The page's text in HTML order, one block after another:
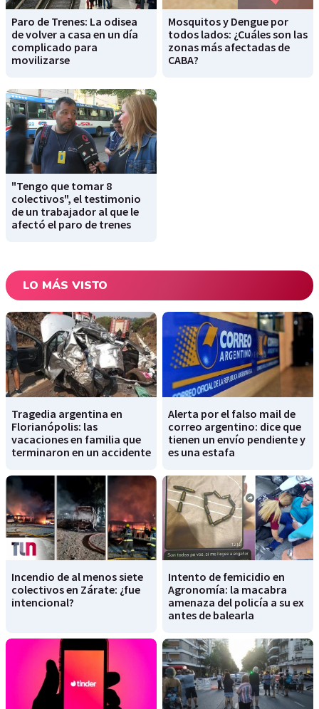
Paro de Trenes: La odisea
de volver a casa en un día
complicado para
movilizarse
Mosquitos y Dengue por
todos lados: ¿Cuáles son las
zonas más afectadas de
CABA?
"Tengo que tomar 8
colectivos", el testimonio
de un trabajador al que le
afectó el paro de trenes
LO MÁS VISTO
Tragedia argentina en
Florianópolis: las
vacaciones en familia que
terminaron en un accidente
Alerta por el falso mail de
correo argentino: dice que
tienen un envío pendiente y
es una estafa
Incendio de al menos siete
colectivos en Zárate: ¿fue
intencional?
Intento de femicidio en
Agronomía: la macabra
amenaza del policía a su ex
antes de balearla